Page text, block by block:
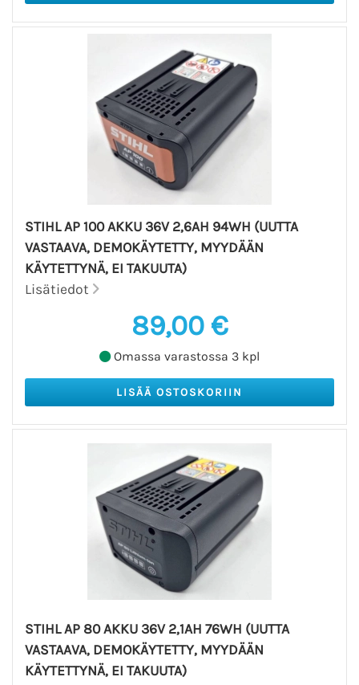
STIHL AP 100 AKKU 36V 2,6AH 94WH (UUTTA
VASTAAVA, DEMOKÄYTETTY, MYYDÄÄN
KÄYTETTYNÄ, EI TAKUUTA)
Lisätiedot
89,00 €
Omassa varastossa 3 kpl
STIHL AP 80 AKKU 36V 2,1AH 76WH (UUTTA
VASTAAVA, DEMOKÄYTETTY, MYYDÄÄN
KÄYTETTYNÄ, EI TAKUUTA)